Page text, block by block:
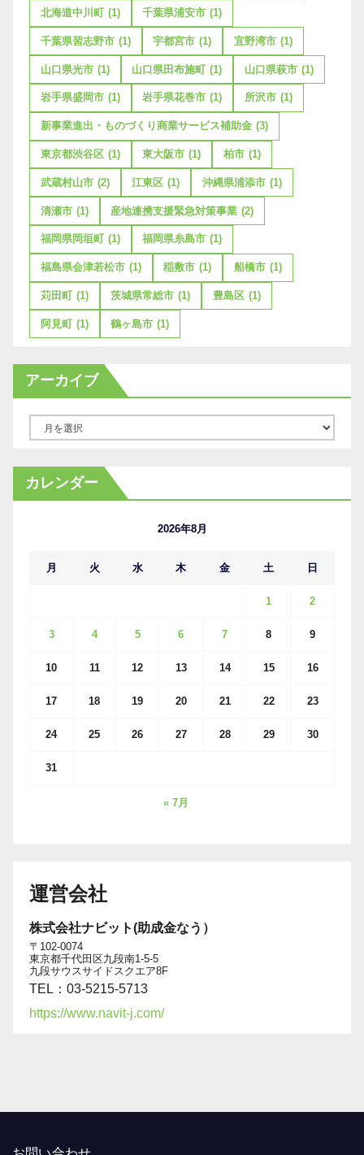
北海道中川町 (1) 千葉県浦安市 (1)
千葉県習志野市 (1) 宇都宮市 (1) 宜野湾市 (1)
山口県光市 (1) 山口県田布施町 (1) 山口県萩市 (1)
岩手県盛岡市 (1) 岩手県花巻市 (1) 所沢市 (1)
新事業進出・ものづくり商業サービス補助金 (3)
東京都渋谷区 (1) 東大阪市 (1) 柏市 (1)
武蔵村山市 (2) 江東区 (1) 沖縄県浦添市 (1)
清瀬市 (1) 産地連携支援緊急対策事業 (2)
福岡県岡垣町 (1) 福岡県糸島市 (1)
福島県会津若松市 (1) 稲敷市 (1) 船橋市 (1)
苅田町 (1) 茨城県常総市 (1) 豊島区 (1)
阿見町 (1) 鶴ヶ島市 (1)
アーカイブ
カ
イ
カレンダー
2026年8月
月 火 水 木 金 土 日
1 2
3 4 5 6 7 8 9
10 11 12 13 14 15 16
17 18 19 20 21 22 23
24 25 26 27 28 29 30
31
« 7月
運営会社
株式会社ナビット(助成金なう）
〒102-0074
東京都千代田区九段南1-5-5
九段サウスサイドスクエア8F
TEL：03-5215-5713
https://www.navit-j.com/